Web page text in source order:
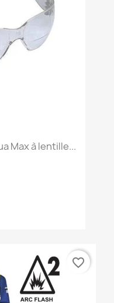
Max à lentille...
favorite_border